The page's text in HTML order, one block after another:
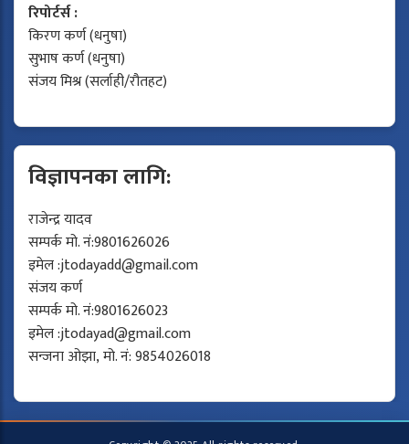
रिपोर्टर्स :
किरण कर्ण (धनुषा)
सुभाष कर्ण (धनुषा)
संजय मिश्र (सर्लाही/रौतहट)
विज्ञापनका लागि:
राजेन्द्र यादव
सम्पर्क मो. नं:9801626026
इमेल :jtodayadd@gmail.com
संजय कर्ण
सम्पर्क मो. नं:9801626023
इमेल :jtodayad@gmail.com
सन्जना ओझा, मो. नं: 9854026018